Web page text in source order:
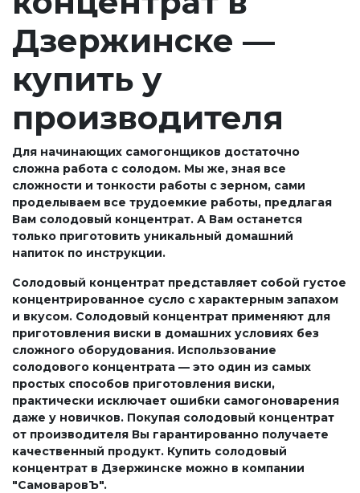
Дзержинске —
купить у
производителя
Для начинающих самогонщиков достаточно
сложна работа с солодом. Мы же, зная все
сложности и тонкости работы с зерном, сами
проделываем все трудоемкие работы, предлагая
Вам солодовый концентрат. А Вам останется
только приготовить уникальный домашний
напиток по инструкции.
Солодовый концентрат представляет собой густое
концентрированное сусло с характерным запахом
и вкусом. Солодовый концентрат применяют для
приготовления виски в домашних условиях без
сложного оборудования. Использование
солодового концентрата — это один из самых
простых способов приготовления виски,
практически исключает ошибки самогоноварения
даже у новичков. Покупая солодовый концентрат
от производителя Вы гарантированно получаете
качественный продукт. Купить солодовый
концентрат в Дзержинске можно в компании
"СамоваровЪ".